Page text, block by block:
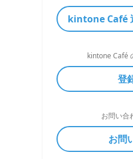
kintone Café
kintone Café
登
お問い合
お問